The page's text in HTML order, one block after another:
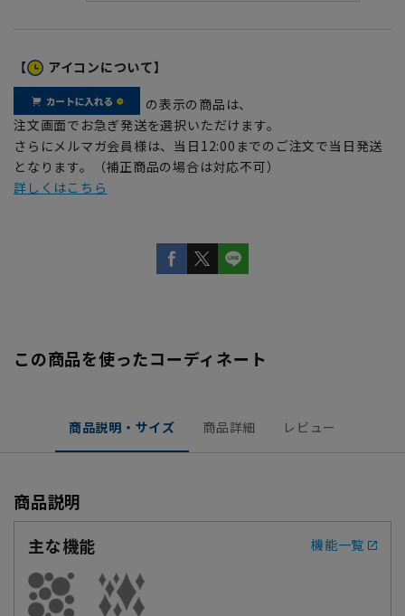
【 アイコンについて】
の表示の商品は、
注文画面でお急ぎ発送を選択いただけます。
さらにメルマガ会員様は、当日12:00までのご注文で当日発送
となります。（補正商品の場合は対応不可）
詳しくはこちら
この商品を使ったコーディネート
商品説明・サイズ 商品詳細 レビュー
商品説明
主な機能
機能一覧